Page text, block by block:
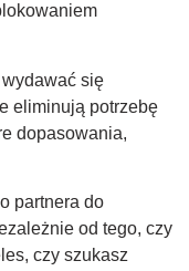
się
eliminują potrzebę
dopasowania,
partnera do
od tego, czy
czy szukasz